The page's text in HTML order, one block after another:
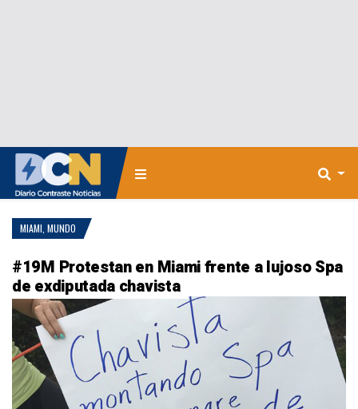
MIAMI MUNDO
#19M Protestan en Miami frente a lujoso Spa
de exdiputada chavista